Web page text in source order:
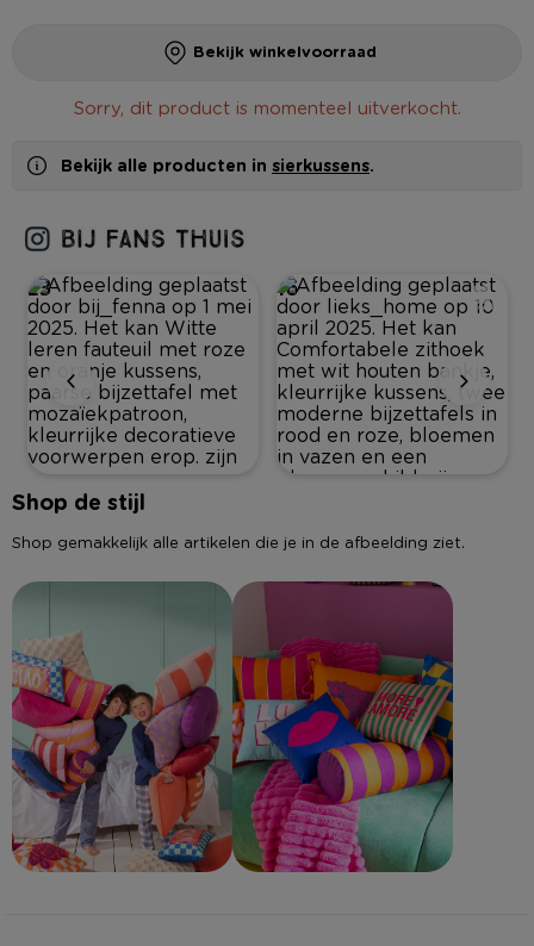
Bekijk winkelvoorraad
Sorry, dit product is momenteel uitverkocht.
Bekijk alle producten in sierkussens.
23 16
Shop de stijl
Shop gemakkelijk alle artikelen die je in de afbeelding ziet.